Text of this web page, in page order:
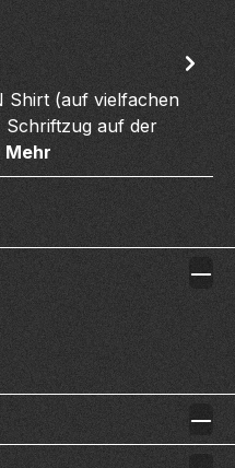
Shirt (auf vielfachen
Schriftzug auf der
Mehr